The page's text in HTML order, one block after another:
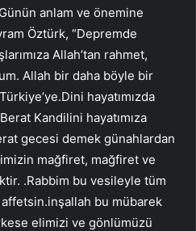
anlam ve önemine
Öztürk, “Depremde
Allah’tan rahmet,
Allah bir daha böyle bir
hayatımızda
Kandilini hayatımıza
gecesi demek günahlardan
mağfiret, mağfiret ve
.Rabbim bu vesileyle tüm
affetsin.inşallah bu mübarek
elimizi ve gönlümüzü